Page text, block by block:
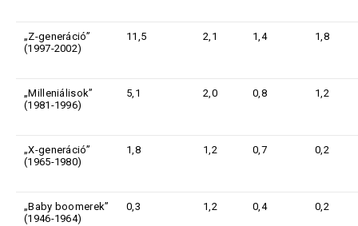
„Z-generáció”
(1997-2002)
11,5 2,1 1,4 1,8
„Milleniálisok”
(1981-1996)
5,1 2,0 0,8 1,2
„X-generáció”
(1965-1980)
1,8 1,2 0,7 0,2
„Baby boomerek”
(1946-1964)
0,3 1,2 0,4 0,2